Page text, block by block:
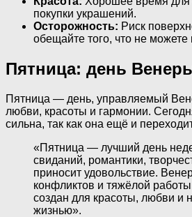
покупки украшений.
Осторожность: Риск
обещайте того, что не можете
Пятница: день
Пятница — день, управляемый
любви, красоты и гармонии.
сильна, так как она ещё и
«Пятница — лучший день
свиданий, романтики,
приносит удовольствие.
конфликтов и тяжёлой
создан для красоты, любви и
жизнью».